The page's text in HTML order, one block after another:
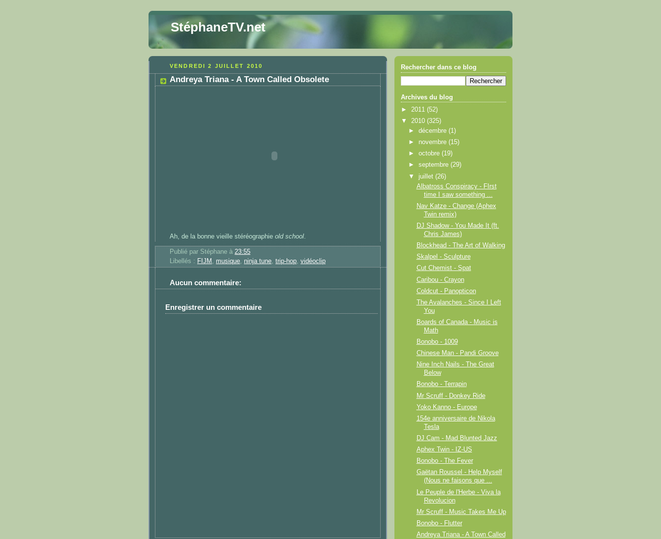
StéphaneTV.net
VENDREDI 2 JUILLET 2010
Andreya Triana - A Town Called Obsolete
Ah, de la bonne vieille stéréographie old school
Publié par Stéphane à 23:55
Libellés : FIJM , musique, ninja tune, trip-hop, vidéoclip
Aucun commentaire:
Enregistrer un commentaire
Rechercher dans ce blog
Archives du blog
► 2011 (52)
▼ 2010 (325)
►décembre(1)
► novembre(15)
►octobre(19)
►septembre(29)
▼ juillet(26)
Albatross Conspiracy - FIrst
time I saw something ...
Nav Katze - Change (Aphex
Twin remix)
DJ Shadow - You Made It (ft.
Chris James)
Blockhead - The Art of Walking
Skalpel - Sculpture
Cut Chemist - Spat
Caribou - Crayon
Coldcut - Panopticon
The Avalanches - Since I Left
You
Boards of Canada - Music is
Math
Bonobo - 1009
Chinese Man - Pandi Groove
Nine Inch Nails - The Great
Below
Bonobo - Terrapin
Mr Scruff - Donkey Ride
Yoko Kanno - Europe
154e anniversaire de Nikola
Tesla
DJ Cam - Mad Blunted Jazz
Aphex Twin - IZ-US
Bonobo - The Fever
Gaëtan Roussel - Help Myself
(Nous ne faisons que ...
Le Peuple de l'Herbe - Viva la
Revolucion
Mr Scruff - Music Takes Me Up
Bonobo - Flutter
Andreya Triana - A Town Called